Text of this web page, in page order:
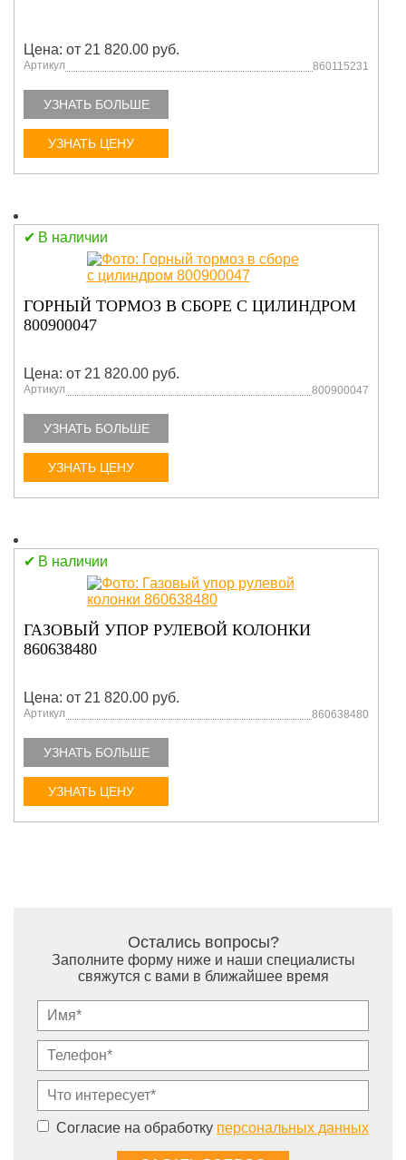
Цена: от 21 820.00 руб.
Артикул 860115231
УЗНАТЬ БОЛЬШЕ
УЗНАТЬ ЦЕНУ
В наличии
ГОРНЫЙ ТОРМОЗ В СБОРЕ С ЦИЛИНДРОМ
800900047
Цена: от 21 820.00 руб.
Артикул 800900047
УЗНАТЬ БОЛЬШЕ
УЗНАТЬ ЦЕНУ
В наличии
ГАЗОВЫЙ УПОР РУЛЕВОЙ КОЛОНКИ
860638480
Цена: от 21 820.00 руб.
Артикул 860638480
УЗНАТЬ БОЛЬШЕ
УЗНАТЬ ЦЕНУ
Остались вопросы?
Заполните форму ниже и наши специалисты
свяжутся с вами в ближайшее время
Согласие на обработку персональных данных